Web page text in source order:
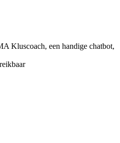
Kluscoach, een handige chatbot,